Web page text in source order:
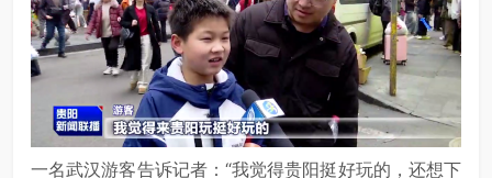
一名武汉游客告诉记者：“我觉得贵阳挺好玩的，还想下